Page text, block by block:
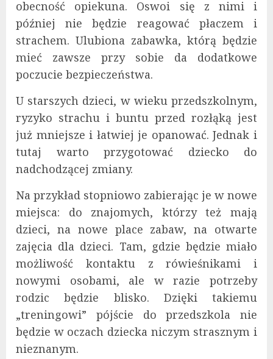
obecność opiekuna. Oswoi się z nimi i
później nie będzie reagować płaczem i
strachem. Ulubiona zabawka, którą będzie
mieć zawsze przy sobie da dodatkowe
poczucie bezpieczeństwa.
U starszych dzieci, w wieku przedszkolnym,
ryzyko strachu i buntu przed rozłąką jest
już mniejsze i łatwiej je opanować. Jednak i
tutaj warto przygotować dziecko do
nadchodzącej zmiany.
Na przykład stopniowo zabierając je w nowe
miejsca: do znajomych, którzy też mają
dzieci, na nowe place zabaw, na otwarte
zajęcia dla dzieci. Tam, gdzie będzie miało
możliwość kontaktu z rówieśnikami i
nowymi osobami, ale w razie potrzeby
rodzic będzie blisko. Dzięki takiemu
„treningowi” pójście do przedszkola nie
będzie w oczach dziecka niczym strasznym i
nieznanym.